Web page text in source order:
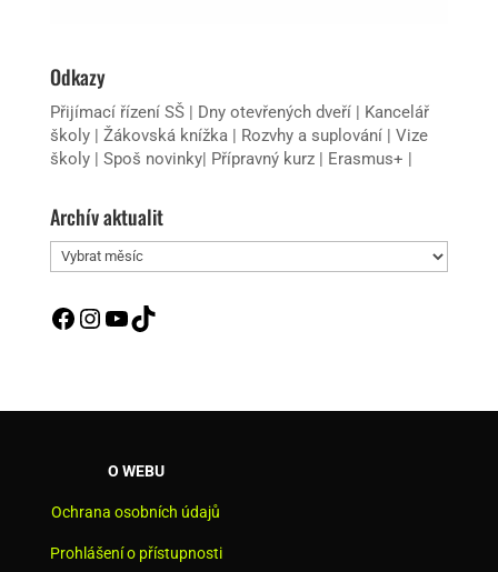
Odkazy
Přijímací řízení SŠ| Dny otevřených dveří| Kancelář
školy| Žákovská knížka| Rozvhy a suplování | Vize
školy | Spoš novinky| Přípravný kurz| Erasmus+ |
Archív aktualit
Archív
aktualit
Facebook
Instagram
YouTube
TikTok
O WEBU
Ochrana osobních údajů
Prohlášení o přístupnosti